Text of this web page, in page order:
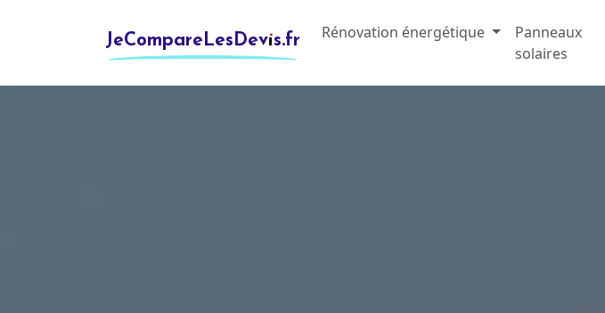
JeCompareLesDevis.fr Rénovation énergétique
Panneaux
solaires